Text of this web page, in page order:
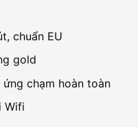
chuẩn EU
gold
chạm hoàn toàn
Wifi